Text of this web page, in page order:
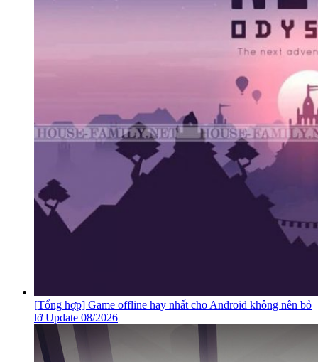
[Tổng hợp] Game offline hay nhất cho Android không nên bỏ
lỡ Update 08/2026